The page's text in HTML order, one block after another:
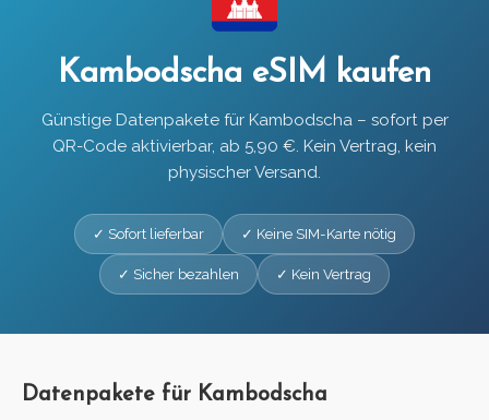
Kambodscha eSIM kaufen
Günstige Datenpakete für Kambodscha – sofort per
QR-Code aktivierbar, ab 5,90 €. Kein Vertrag, kein
physischer Versand.
✓ Sofort lieferbar ✓ Keine SIM-Karte nötig
✓ Sicher bezahlen ✓ Kein Vertrag
Datenpakete für Kambodscha